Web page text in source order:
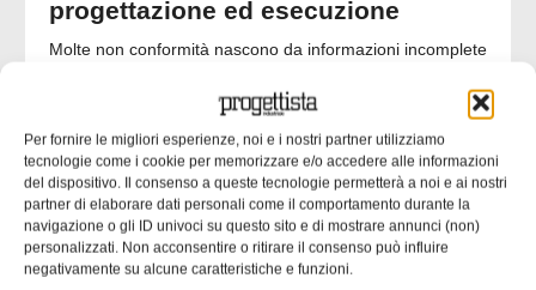
Per fornire le migliori esperienze, noi e i nostri partner utilizziamo
tecnologie come i cookie per memorizzare e/o accedere alle informazioni
del dispositivo. Il consenso a queste tecnologie permetterà a noi e ai nostri
partner di elaborare dati personali come il comportamento durante la
navigazione o gli ID univoci su questo sito e di mostrare annunci (non)
personalizzati. Non acconsentire o ritirare il consenso può influire
negativamente su alcune caratteristiche e funzioni.
progettazione ed esecuzione
Molte non conformità nascono da informazioni incomplete
dell’approfondimento inaugurato un mese fa ci
concentriamo su un’analisi delle responsabilità tecniche
che collegano progettista, officina e coordinatore di
saldatura. Una quota rilevante delle non
Emanuela Bianchi 24/07/2026